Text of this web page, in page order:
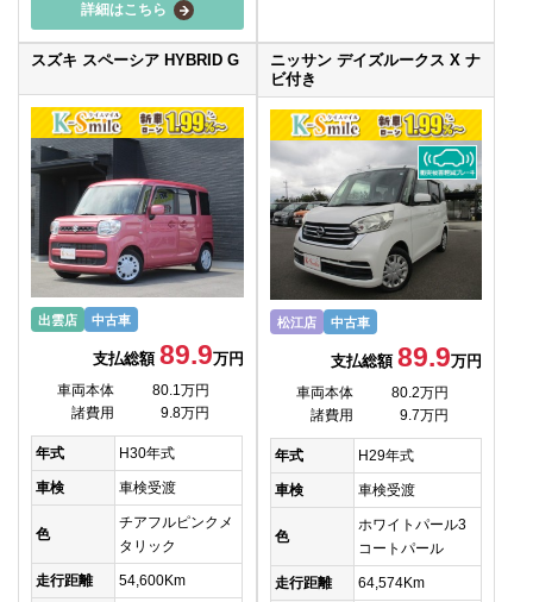
詳細はこちら
スズキ スペーシア HYBRID G
出雲店 中古車
支払総額 89.9万円
車両本体
80.1万円
諸費用
9.8万円
年式 H30年式
車検 車検受渡
色
チアフルピンクメ
タリック
走行距離 54,600Km
ニッサン デイズルークス X ナ
ビ付き
松江店 中古車
支払総額89.9万円
車両本体
80.2万円
諸費用
9.7万円
年式 H29年式
車検 車検受渡
色
ホワイトパール3
コートパール
走行距離 64,574Km